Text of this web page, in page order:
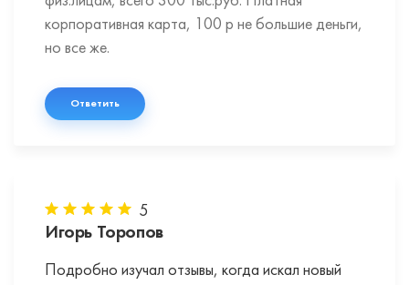
корпоративная карта, 100 р не большие деньги,
но все же.
Ответить
5
Игорь Торопов
Подробно изучал отзывы, когда искал новый